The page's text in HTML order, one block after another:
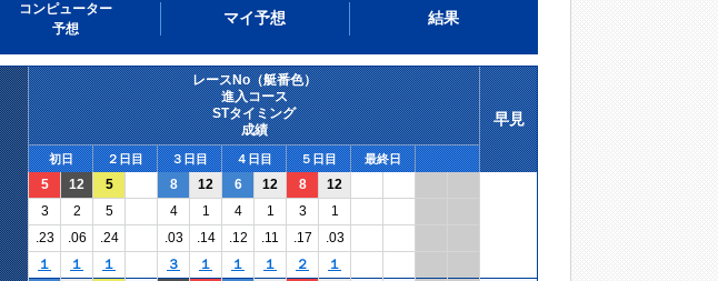
コンピューター
予想
マイ予想 結果
レースNo（艇番色）
進入コース
STタイミング
成績
早見
初日 ２日目 ３日目 ４日目 ５日目 最終日
5 12 5 8 12 6 12 8
12
3
2 5 4 1 4 1 3
1
.23
.06 .24 .03 .14 .12 .11 .17
.03
１
１ １ ３ １ １ １ ２ １